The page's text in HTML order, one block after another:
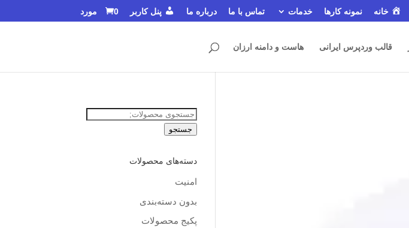
خانه نمونه کارها خدمات تماس با ما درباره ما پنل کاربر 0 مورد
قالب وردپرس ایرانی هاست و دامنه ارزان
جستجو
برای:
جستجو
دسته‌های محصولات
امنیت
بدون دسته‌بندی
پکیج محصولات